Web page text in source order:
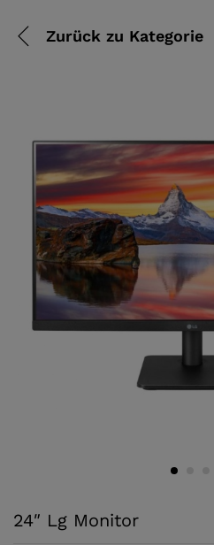
Zurück zu Kategorie
24″ Lg Monitor